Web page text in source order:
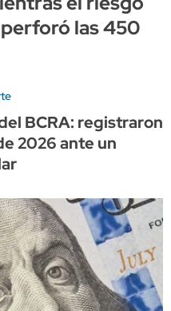
las 450
BCRA: registraron
2026 ante un